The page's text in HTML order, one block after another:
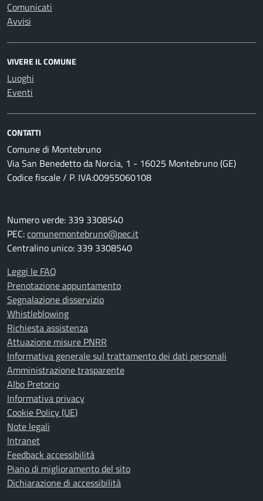
Comunicati
Avvisi
VIVERE IL COMUNE
Luoghi
Eventi
CONTATTI
Comune di Montebruno
Via San Benedetto da Norcia, 1 - 16025 Montebruno (GE)
Codice fiscale / P. IVA:00955060108
Numero verde: 339 3308540
PEC:comunemontebruno@pec.it
Centralino unico: 339 3308540
Leggi le FAQ
Prenotazione appuntamento
Segnalazione disservizio
Whistleblowing
Richiesta assistenza
Attuazione misure PNRR
Informativa generale sul trattamento dei dati personali
Amministrazione trasparente
Albo Pretorio
Informativa privacy
Cookie Policy (UE)
Note legali
Intranet
Feedback accessibilità
Piano di miglioramento del sito
Dichiarazione di accessibilità